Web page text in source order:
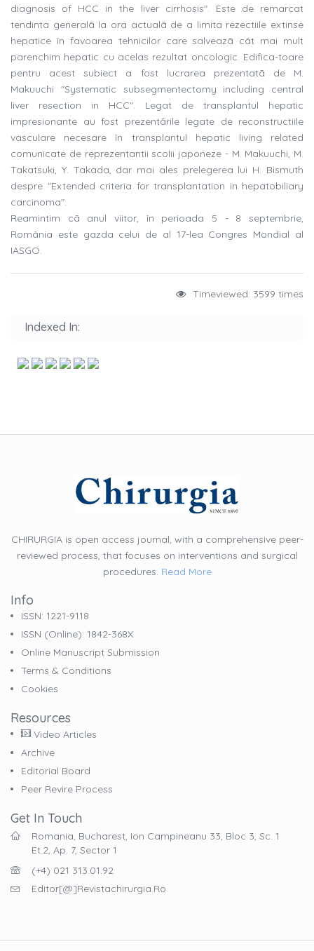
diagnosis of HCC in the liver cirrhosis". Este de remarcat
tendinta generalã la ora actualã de a limita rezectiile extinse
hepatice în favoarea tehnicilor care salveazã cât mai mult
parenchim hepatic cu acelas rezultat oncologic. Edifica-toare
pentru acest subiect a fost lucrarea prezentatã de M.
Makuuchi "Systematic subsegmentectomy including central
liver resection in HCC". Legat de transplantul hepatic
impresionante au fost prezentãrile legate de reconstructiile
vasculare necesare în transplantul hepatic living related
comunicate de reprezentantii scolii japoneze - M. Makuuchi, M.
Takatsuki, Y. Takada, dar mai ales prelegerea lui H. Bismuth
despre "Extended criteria for transplantation in hepatobiliary
carcinoma".
Reamintim cã anul viitor, în perioada 5 - 8 septembrie,
România este gazda celui de al 17-lea Congres Mondial al
IASGO.
Timeviewed: 3599 times
Indexed In:
CHIRURGIA is open access journal, with a comprehensive peer-
reviewed process, that focuses on interventions and surgical
procedures. Read More
Info
ISSN: 1221-9118
ISSN (online): 1842-368X
Online Manuscript Submission
Terms & Conditions
Cookies
Resources
Video Articles
Archive
Editorial Board
Peer Revire Process
Get In Touch
Romania, Bucharest, Ion Campineanu 33, Bloc 3, Sc. 1
Et.2, Ap. 7, Sector 1
(+4) 021 313.01.92
Editor[@]revistachirurgia.ro